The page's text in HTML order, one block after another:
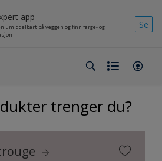
app
umiddelbart på veggen og finn farge- og
Se
trenger du?